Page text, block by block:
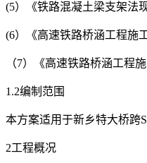
(5）《铁路混凝土梁支架法
(6）《高速铁路桥涵工程施
（7）《高速铁路桥涵工程
1.2编制范围
本方案适用于新乡特大桥跨
2工程概况